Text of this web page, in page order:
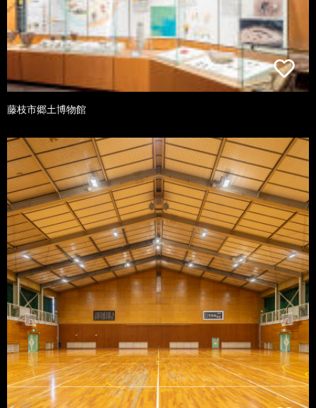
藤枝市郷土博物館